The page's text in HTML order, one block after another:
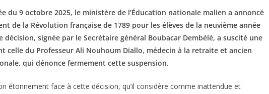
du 9 octobre 2025, le ministère de l’Éducation nationale malien a annoncé
de la Révolution française de 1789 pour les élèves de la neuvième année
décision, signée par le Secrétaire général Boubacar Dembélé, a suscité une
celle du Professeur Ali Nouhoum Diallo, médecin à la retraite et ancien
qui dénonce fermement cette suspension.
étonnement face à cette décision, qu’il considère comme inattendue et